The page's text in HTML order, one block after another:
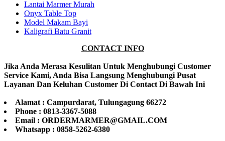
Lantai Marmer Murah
Onyx Table Top
Model Makam Bayi
Kaligrafi Batu Granit
CONTACT INFO
Jika Anda Merasa Kesulitan Untuk Menghubungi Customer
Service Kami, Anda Bisa Langsung Menghubungi Pusat
Layanan Dan Keluhan Customer Di Contact Di Bawah Ini
Alamat : Campurdarat, Tulungagung 66272
Phone : 0813-3367-5088
Email : ORDERMARMER@GMAIL.COM
Whatsapp : 0858-5262-6380